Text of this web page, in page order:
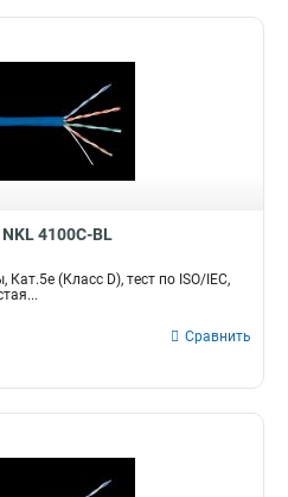
4100C-BL
(Класс D), тест по ISO/IEC,
Сравнить